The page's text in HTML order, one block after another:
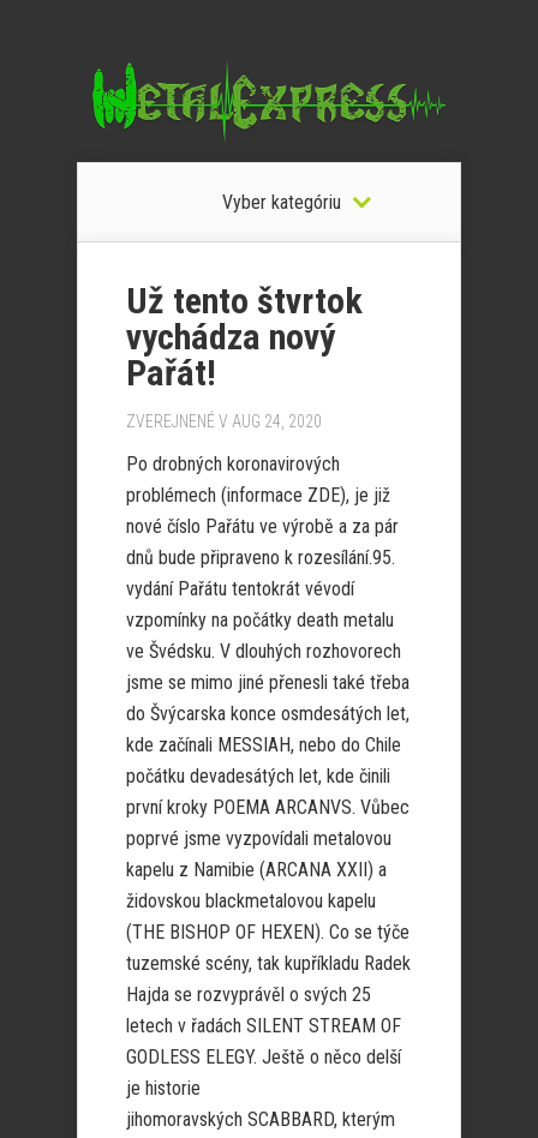
Vyber kategóriu
Už tento štvrtok
vychádza nový
Pařát!
ZVEREJNENÉ V AUG 24, 2020
Po drobných koronavirových
problémech (informace ZDE), je již
nové číslo Pařátu ve výrobě a za pár
dnů bude připraveno k rozesílání.95.
vydání Pařátu tentokrát vévodí
vzpomínky na počátky death metalu
ve Švédsku. V dlouhých rozhovorech
jsme se mimo jiné přenesli také třeba
do Švýcarska konce osmdesátých let,
kde začínali MESSIAH, nebo do Chile
počátku devadesátých let, kde činili
první kroky POEMA ARCANVS. Vůbec
poprvé jsme vyzpovídali metalovou
kapelu z Namibie (ARCANA XXII) a
židovskou blackmetalovou kapelu
(THE BISHOP OF HEXEN). Co se týče
tuzemské scény, tak kupříkladu Radek
Hajda se rozvyprávěl o svých 25
letech v řadách SILENT STREAM OF
GODLESS ELEGY. Ještě o něco delší
je historie
jihomoravských SCABBARD, kterým